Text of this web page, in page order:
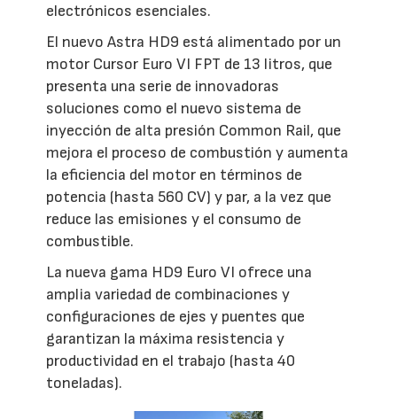
electrónicos esenciales.
El nuevo Astra HD9 está alimentado por un
motor Cursor Euro VI FPT de 13 litros, que
presenta una serie de innovadoras
soluciones como el nuevo sistema de
inyección de alta presión Common Rail, que
mejora el proceso de combustión y aumenta
la eficiencia del motor en términos de
potencia (hasta 560 CV) y par, a la vez que
reduce las emisiones y el consumo de
combustible.
La nueva gama HD9 Euro VI ofrece una
amplia variedad de combinaciones y
configuraciones de ejes y puentes que
garantizan la máxima resistencia y
productividad en el trabajo (hasta 40
toneladas).